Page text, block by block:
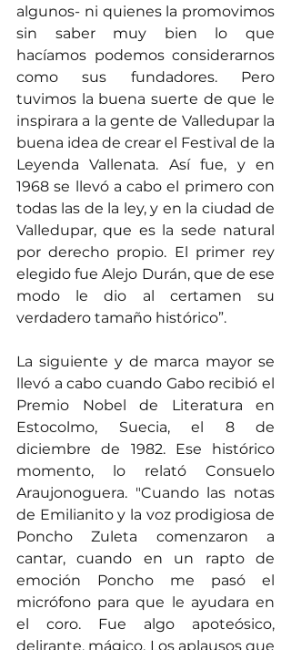
algunos- ni quienes la promovimos
sin saber muy bien lo que
hacíamos podemos considerarnos
como sus fundadores. Pero
tuvimos la buena suerte de que le
inspirara a la gente de Valledupar la
buena idea de crear el Festival de la
Leyenda Vallenata. Así fue, y en
1968 se llevó a cabo el primero con
todas las de la ley, y en la ciudad de
Valledupar, que es la sede natural
por derecho propio. El primer rey
elegido fue Alejo Durán, que de ese
modo le dio al certamen su
verdadero tamaño histórico”.
La siguiente y de marca mayor se
llevó a cabo cuando Gabo recibió el
Premio Nobel de Literatura en
Estocolmo, Suecia, el 8 de
diciembre de 1982. Ese histórico
momento, lo relató Consuelo
Araujonoguera. "Cuando las notas
de Emilianito y la voz prodigiosa de
Poncho Zuleta comenzaron a
cantar, cuando en un rapto de
emoción Poncho me pasó el
micrófono para que le ayudara en
el coro. Fue algo apoteósico,
delirante, mágico. Los aplausos que